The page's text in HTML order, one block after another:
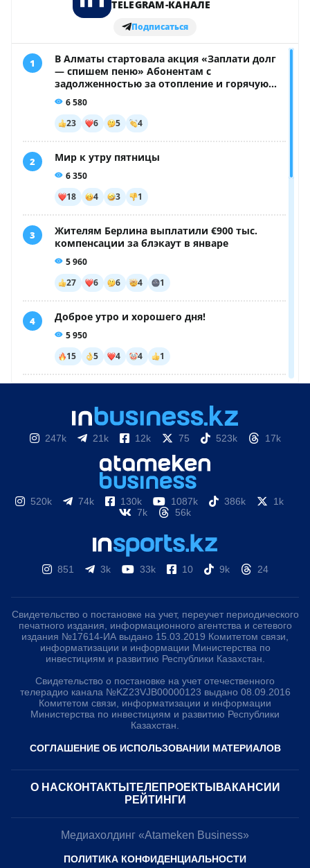
247k 21k 12k 75 523k 17k
520k 74k 130k 1087k 386k
1k
7k
56k
851 3k 33k 10 9k 24
Свидетельство о постановке на учет, переучет периодического
печатного издания, информационного агентства и сетевого
издания №17614-ИА выдано 15.03.2019 Комитетом связи,
информатизации и информации Министерства по
инвестициям и развитию Республики Казахстан.
Свидетельство о постановке на учет отечественного
телерадио канала №KZ23VJB00000123 выдано 08.09.2016
Комитетом связи, информатизации и информации
Министерства по инвестициям и развитию Республики
Казахстан.
СОГЛАШЕНИЕ ОБ ИСПОЛЬЗОВАНИИ МАТЕРИАЛОВ
О НАС КОНТАКТЫ ТЕЛЕПРОЕКТЫ ВАКАНСИИ
РЕЙТИНГИ
Медиахолдинг «Atameken Business»
ПОЛИТИКА КОНФИДЕНЦИАЛЬНОСТИ